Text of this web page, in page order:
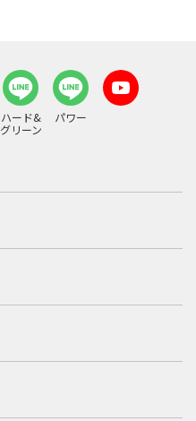
ハード&
グリーン
パワー